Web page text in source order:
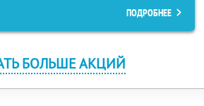
ПОДРОБНЕЕ
БОЛЬШЕ АКЦИЙ